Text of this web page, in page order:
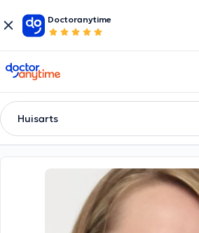
Doctoranytime
doctoranytime
Huisarts